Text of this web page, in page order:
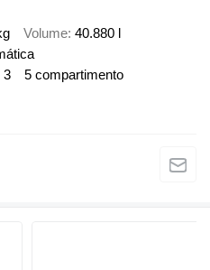
Volume 40.880 l
3 5 compartimento